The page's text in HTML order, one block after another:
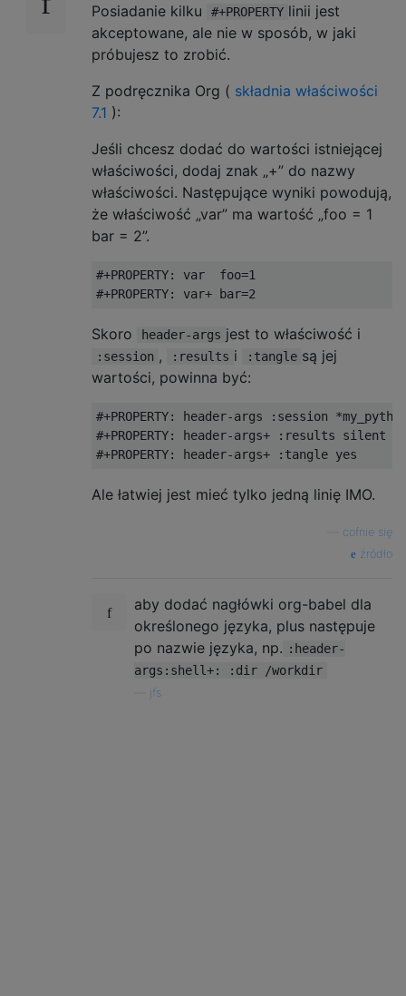
Posiadanie kilku #+PROPERTY linii jest
akceptowane, ale nie w sposób, w jaki
próbujesz to zrobić.
Z podręcznika Org ( składnia właściwości
7.1 ):
Jeśli chcesz dodać do wartości istniejącej
właściwości, dodaj znak „+” do nazwy
właściwości. Następujące wyniki powodują,
że właściwość „var” ma wartość „foo = 1
bar = 2”.
#+PROPERTY: var  foo=1
Skoro header-args jest to właściwość i
:session , :results i :tangle są jej
wartości, powinna być:
#+PROPERTY: header-args :session
#+PROPERTY: header-args+ :results silent
Ale łatwiej jest mieć tylko jedną linię IMO.
cofnie się
źródło
aby dodać nagłówki org-babel dla
określonego języka, plus następuje
po nazwie języka, np. :header-
args:shell+: :dir /workdir
jfs